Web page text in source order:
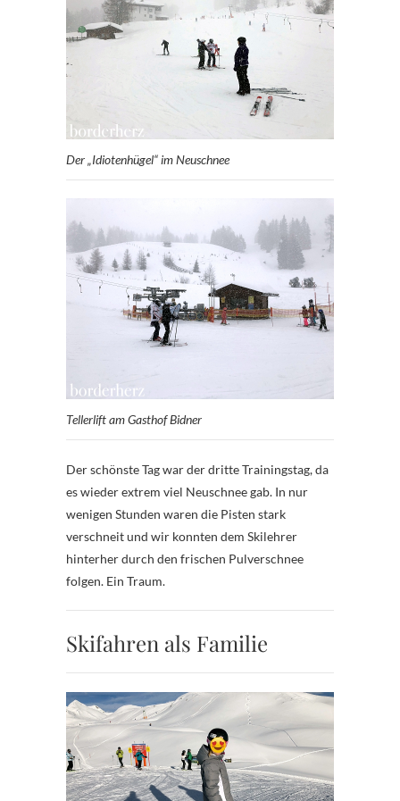
Der „Idiotenhügel“ im Neuschnee
Tellerlift am Gasthof Bidner
Der schönste Tag war der dritte Trainingstag, da
es wieder extrem viel Neuschnee gab. In nur
wenigen Stunden waren die Pisten stark
verschneit und wir konnten dem Skilehrer
hinterher durch den frischen Pulverschnee
folgen. Ein Traum.
Skifahren als Familie